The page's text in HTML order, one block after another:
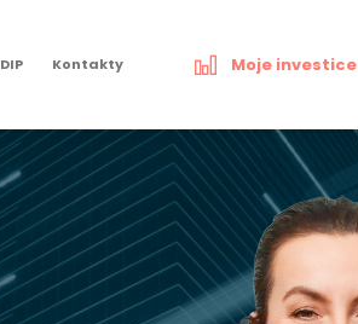
DIP Kontakty Moje investice